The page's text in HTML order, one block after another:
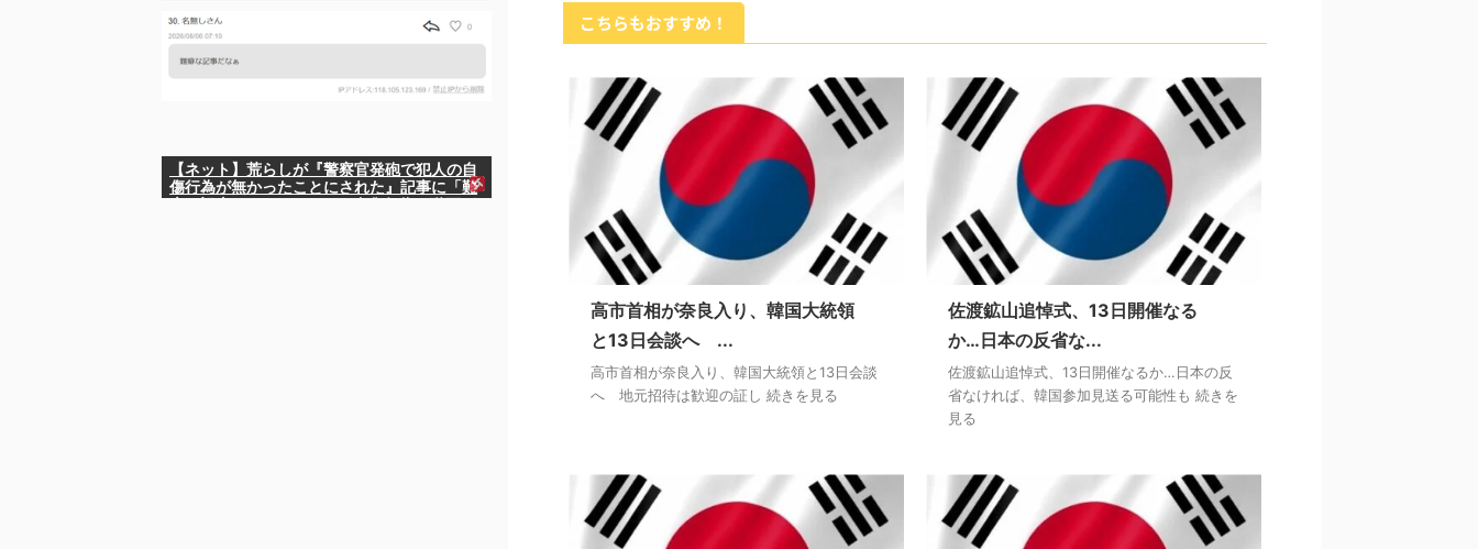
こちらもおすすめ！
高市首相が奈良入り、韓国大統領
と13日会談へ ...
高市首相が奈良入り、韓国大統領と13日会談
へ 地元招待は歓迎の証し 続きを見る
佐渡鉱山追悼式、13日開催なる
か…日本の反省な...
佐渡鉱山追悼式、13日開催なるか…日本の反
省なければ、韓国参加見送る可能性も 続きを
見る
【ネット】荒らしが『警察官発砲で犯人の自
傷行為が無かったことにされた』記事に「難